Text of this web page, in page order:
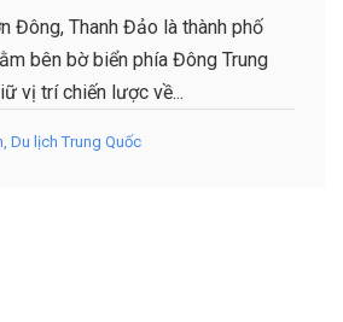
Đông, Thanh Đảo là thành phố
bên bờ biển phía Đông Trung
vị trí chiến lược về...
Du lịch Trung Quốc